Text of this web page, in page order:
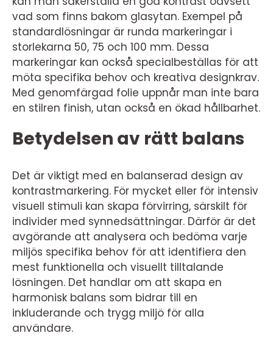
vad som finns bakom glasytan. Exempel på
standardlösningar är runda markeringar i
storlekarna 50, 75 och 100 mm. Dessa
markeringar kan också specialbeställas för att
möta specifika behov och kreativa designkrav.
Med genomfärgad folie uppnår man inte bara
en stilren finish, utan också en ökad hållbarhet.
Betydelsen av rätt balans
Det är viktigt med en balanserad design av
kontrastmarkering. För mycket eller för intensiv
visuell stimuli kan skapa förvirring, särskilt för
individer med synnedsättningar. Därför är det
avgörande att analysera och bedöma varje
miljös specifika behov för att identifiera den
mest funktionella och visuellt tilltalande
lösningen. Det handlar om att skapa en
harmonisk balans som bidrar till en
inkluderande och trygg miljö för alla
användare.